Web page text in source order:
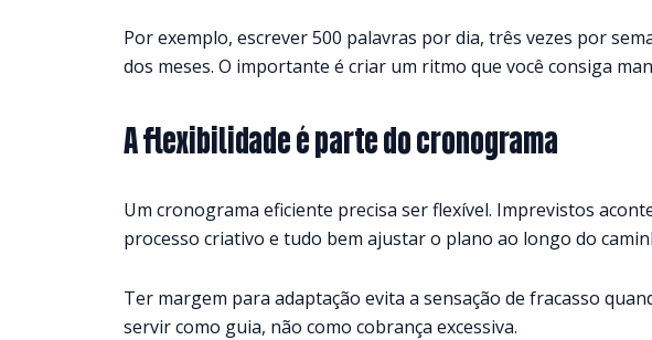
Por exemplo, escrever 500 palavras por dia, três vezes por
dos meses. O importante é criar um ritmo que você consiga
A flexibilidade é parte do cronograma
Um cronograma eficiente precisa ser flexível. Imprevistos
processo criativo e tudo bem ajustar o plano ao longo do
Ter margem para adaptação evita a sensação de fracasso
servir como guia, não como cobrança excessiva.